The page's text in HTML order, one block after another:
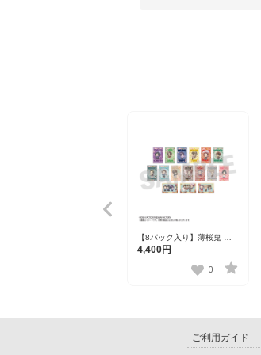
【8パック入り】薄桜鬼 真
改 フレフレンズ ステッカー
4,400円
0
ご利用ガイド